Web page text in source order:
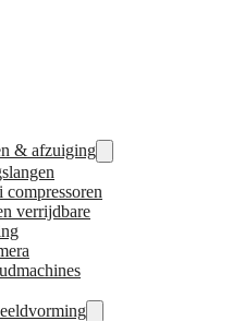
& afzuiging
compressoren
verrijdbare